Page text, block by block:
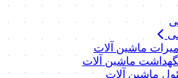
ماشین آلات
ماشین آلات
ماشین آلات